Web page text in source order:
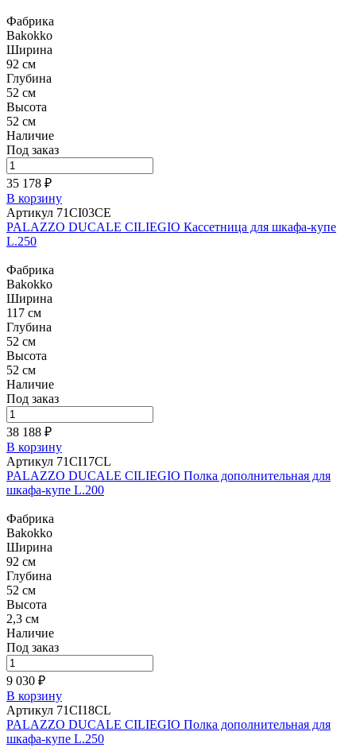
Фабрика
Bakokko
Ширина
92 см
Глубина
52 см
Высота
52 см
Наличие
Под заказ
35 178 ₽
В корзину
Артикул 71CI03CE
PALAZZO DUCALE CILIEGIO Кассетница для шкафа-купе
L.250
Фабрика
Bakokko
Ширина
117 см
Глубина
52 см
Высота
52 см
Наличие
Под заказ
38 188 ₽
В корзину
Артикул 71CI17CL
PALAZZO DUCALE CILIEGIO Полка дополнительная для
шкафа-купе L.200
Фабрика
Bakokko
Ширина
92 см
Глубина
52 см
Высота
2,3 см
Наличие
Под заказ
9 030 ₽
В корзину
Артикул 71CI18CL
PALAZZO DUCALE CILIEGIO Полка дополнительная для
шкафа-купе L.250